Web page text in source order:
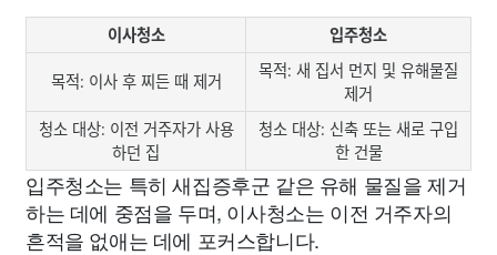
이사청소 입주청소
목적: 이사 후 찌든 때 제거
목적: 새 집서 먼지 및 유해물질
제거
청소 대상: 이전 거주자가 사용
하던 집
청소 대상: 신축 또는 새로 구입
한 건물
입주청소는 특히 새집증후군 같은 유해 물질을 제거
하는 데에 중점을 두며, 이사청소는 이전 거주자의
흔적을 없애는 데에 포커스합니다.